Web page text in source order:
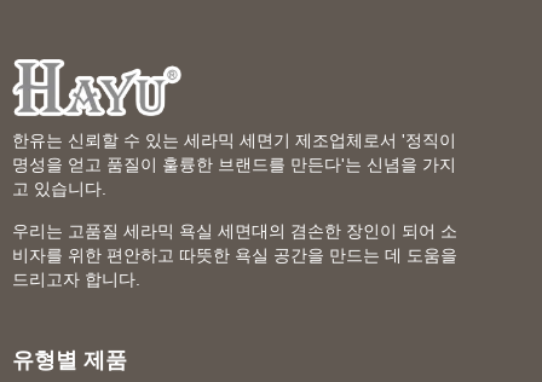
한유는 신뢰할 수 있는 세라믹 세면기 제조업체로서 '정직이
명성을 얻고 품질이 훌륭한 브랜드를 만든다'는 신념을 가지
고 있습니다.
우리는 고품질 세라믹 욕실 세면대의 겸손한 장인이 되어 소
비자를 위한 편안하고 따뜻한 욕실 공간을 만드는 데 도움을
드리고자 합니다.
유형별 제품